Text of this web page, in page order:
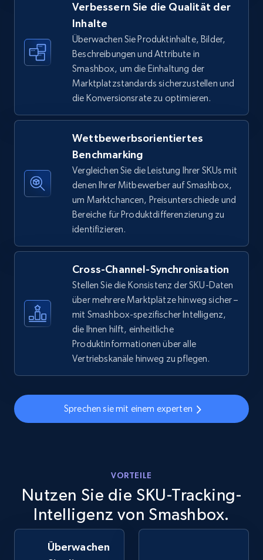
Amazon sellers info
Seller id, URL, Seller name, Description, Detailed
info, Stars, Feedbacks, Return policy, and more.
2.5K+ 378+ Jetzt anfangen
eBay
URL, Product id, Title, Seller name, Seller rating,
Seller reviews, Breadcrumbs, Root category, and
2.5K+ 359+ Jetzt anfangen
eBay - Gather data on products using
specified keywords
URL, Product id, Title, Seller name, Seller rating,
Seller reviews, Breadcrumbs, Root category, and
2.5K+
URL, Product id, Title, Seller name, Seller rating,
Seller reviews, Breadcrumbs, Root category, and
more.
Verbessern Sie die Qualität der
Inhalte
Überwachen Sie Produktinhalte, Bilder,
Beschreibungen und Attribute in
Smashbox, um die Einhaltung der
Marktplatzstandards sicherzustellen und
die Konversionsrate zu optimieren.
Wettbewerbsorientiertes
Benchmarking
Vergleichen Sie die Leistung Ihrer SKUs mit
denen Ihrer Mitbewerber auf Smashbox,
um Marktchancen, Preisunterschiede und
Bereiche für Produktdifferenzierung zu
identifizieren.
Cross-Channel-Synchronisation
Stellen Sie die Konsistenz der SKU-Daten
über mehrere Marktplätze hinweg sicher –
mit Smashbox-spezifischer Intelligenz,
die Ihnen hilft, einheitliche
Produktinformationen über alle
Vertriebskanäle hinweg zu pflegen.
Sprechen sie mit einem experten
VORTEILE
Nutzen Sie die SKU-Tracking-
Intelligenz von Smashbox.
Überwachen